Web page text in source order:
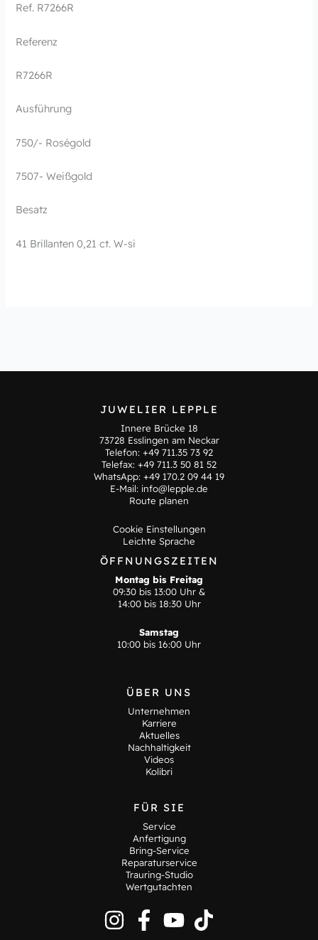
Ref. R7266R
Referenz
R7266R
Ausführung
750/- Roségold
7507- Weißgold
Besatz
41 Brillanten 0,21 ct. W-si
JUWELIER LEPPLE
Innere Brücke 18
73728 Esslingen am Neckar
Telefon: +49 711.35 73 92
Telefax: +49 711.3 50 81 52
WhatsApp: +49 170.2 09 44 19
E-Mail: info@lepple.de
Route planen
Cookie Einstellungen
Leichte Sprache
ÖFFNUNGSZEITEN
Montag bis Freitag
09:30 bis 13:00 Uhr &
14:00 bis 18:30 Uhr
Samstag
10:00 bis 16:00 Uhr
ÜBER UNS
Unternehmen
Karriere
Aktuelles
Nachhaltigkeit
Videos
Kolibri
FÜR SIE
Service
Anfertigung
Bring-Service
Reparaturservice
Trauring-Studio
Wertgutachten